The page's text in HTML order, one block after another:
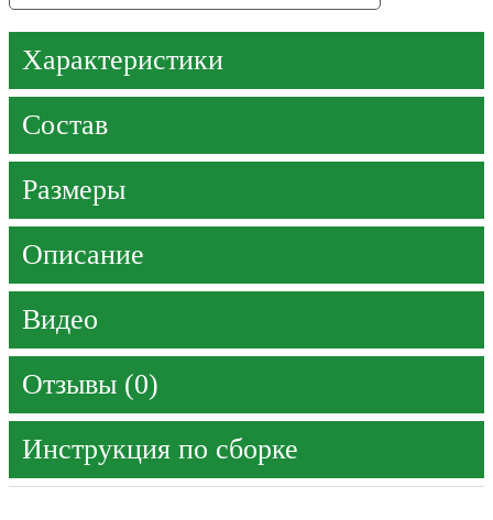
Характеристики
Состав
Размеры
Описание
Видео
Отзывы (0)
Инструкция по сборке